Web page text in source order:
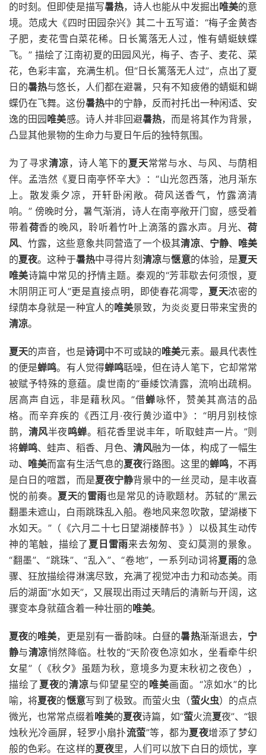
的时刻。但即使是描写暑热，诗人也能从中发掘出唯美的意
境。范成大《四时田园杂兴》其二十五写道：“梅子金黄杏
子肥，麦花雪白菜花稀。日长篱落无人过，惟有蜻蜓蛱蝶
飞。” 描绘了江南初夏的田园风光，梅子、杏子、麦花、菜
花，色彩丰富，充满生机。但“日长篱落无人过”，点出了夏
日的暑热与悠长，人们都在避暑，只有不知疲倦的蜻蜓和蝴
蝶仍在飞舞。这份暑热中的宁静，反而衬托出一种闲适、安
逸的田园唯美感。诗人并非回避暑热，而是将其作为背景，
凸显其他景物的生命力与夏日午后的独特氛围。
为了寻求清凉，诗人笔下的夏天常常与水、与风、与荫相
伴。孟浩然《夏日南亭怀辛大》：“山光忽西落，池月渐东
上。散发乘夕凉，开轩卧闲敞。荷风送香气，竹露滴清
响。” 傍晚时分，暑气渐消，诗人在南亭敞开门窗，感受着
带着荷香的晚风，聆听着竹叶上滴落的露水声。月光、 荷
风、竹露，这些意象共同营造了一个极其清凉、 宁静、 唯美
的夏夜。这种于暑热中寻得片刻清凉与惬意的体验，是夏天
唯美诗篇中常见的抒情主题。秦观的“芳菲歇去何须恨，夏
木阴阴正可人”更是直接点明，即使春花凋零，夏天浓密的
绿荫本身就是一种宜人的唯美景致，为炎炎夏日带来宝贵的
清凉。
夏天的声音，也是诗词中不可或缺的唯美元素。最具代表性
的便是蝉鸣。有人觉得蝉鸣聒噪，但在诗人笔下，它却常常
被赋予特殊的意蕴。虞世南的“垂緌饮清露，流响出疏桐。
居高声自远，非是藉秋风。”借蝉咏怀，赞美其高洁的品
格。而辛弃疾的《西江月·夜行黄沙道中》：“明月别枝惊
鹊， 清风半夜鸣蝉。稻花香里说丰年，听取蛙声一片。”则
将蝉鸣、蛙声、稻香、月色、清风融为一体，构成了一幅生
动、 唯美而富有生活气息的夏夜行路图。这里的蝉鸣，不再
是白日的喧嚣，而是夏夜宁静背景中的一丝灵动，是丰收喜
悦的前奏。夏天的雷雨也是常见的诗歌题材。苏轼的“黑云
翻墨未遮山，白雨跳珠乱入船。卷地风来忽吹散，望湖楼下
水如天。”（《六月二十七日望湖楼醉书》）以极其生动传
神的笔触，描绘了夏日 雷雨来去匆匆、变幻莫测的景象。
“翻墨”、“跳珠”、“乱入”、“卷地”，一系列动词将夏雨的急
骤、狂放描绘得淋漓尽致，充满了视觉冲击力和动态美。雨
后的湖面“水如天”，又展现出雨过天晴后的清新与开阔，这
骤变本身就蕴含着一种壮丽的唯美。
夏夜的唯美，更是别有一番韵味。白昼的暑热渐渐退去， 宁
静与清凉悄然降临。杜牧的“天阶夜色凉如水，坐看牵牛织
女星”（《秋夕》虽题为秋，意境多为夏末秋初之夜色），
描绘了夏夜的清凉与仰望星空的唯美画面。“凉如水”的比
喻，将夏夜的惬意写到了极致。而萤火虫（萤火虫）的点点
微光，也常常点缀着唯美的夏夜诗篇，如“萤火流夏夜”、“银
烛秋光冷画屏，轻罗小扇扑流萤”等，都为夏夜增添了梦幻
般的色彩。在这样的夏夜里，人们可以放下白日的烦忧，享